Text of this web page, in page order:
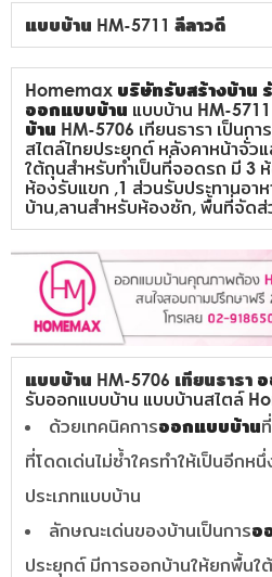
แบบบ้าน HM-5711 ลีลาวดี
Homemax บริษัทรับสร้างบ้าน
ออกแบบบ้าน แบบบ้าน HM-
บ้าน HM-5706 เทียนธารา เป็นก
สไตล์ไทยประยุกต์ หลังคาหน้าจั่ว
ใต้ถุนสำหรับทำเป็นที่จอดรถ มี 3
ห้องรับแขก ,1 ส่วนรับประทานอา
บ้าน,ลานสำหรับห้องซัก, พื้นที่จัดส่
แบบบ้าน HM-5706 เทียนธารา
รับออกแบบบ้าน แบบบ้านสไตล์
ด้วยเทคนิคการออกแบบบ้าน
ที่โดดเด่นไม่ซ้ำใครทำให้เป็นอีกห
ประเภทแบบบ้าน
ลักษณะเด่นของบ้านเป็นการอ
ประยุกต์ มีการออกบ้านให้ยกพื้นใ